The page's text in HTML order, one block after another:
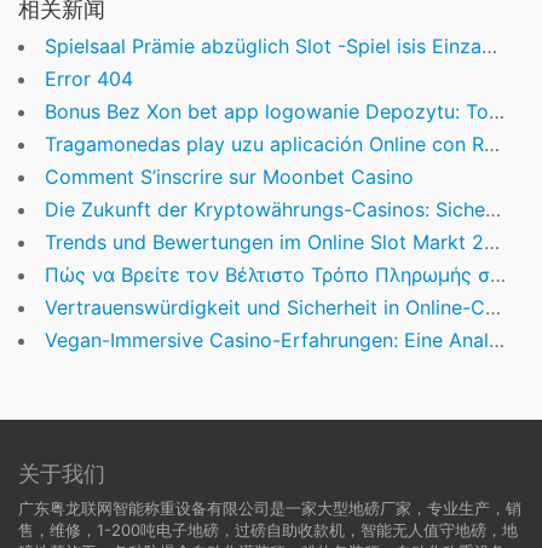
相关新闻
Spielsaal Prämie abzüglich Slot -Spiel isis Einzahlung März 2026
Error 404
Bonus Bez Xon bet app logowanie Depozytu: Top Kasyna wraz z Darmowymi Nagrodami
Tragamonedas play uzu aplicación Online con Recursos Real en Chile
Comment S’inscrire sur Moonbet Casino
Die Zukunft der Kryptowährungs-Casinos: Sicherheit, Innovation und Regulierung
Trends und Bewertungen im Online Slot Markt 2024
Πώς να Βρείτε τον Βέλτιστο Τρόπο Πληρωμής στο zet casino
Vertrauenswürdigkeit und Sicherheit in Online-Casinos: Ein Leitfaden für deutsche Spieler
Vegan-Immersive Casino-Erfahrungen: Eine Analyse der Vertrauenswürdigkeit und Anbieterqualität
关于我们
广东粤龙联网智能称重设备有限公司是一家大型地磅厂家，专业生产，销
售，维修，1-200吨电子地磅，过磅自助收款机，智能无人值守地磅，地